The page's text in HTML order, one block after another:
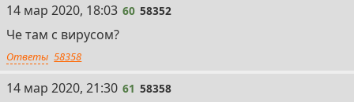
60
14 мар 2020, 18:03 60 58352
Че там с вирусом?
Ответы 58358
61
14 мар 2020, 21:30 61 58358